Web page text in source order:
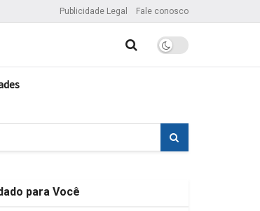
Publicidade Legal Fale conosco
para Você